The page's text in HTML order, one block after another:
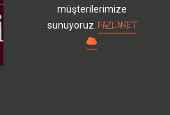
müşterilerimize
sunuyoruz. FAZLANET